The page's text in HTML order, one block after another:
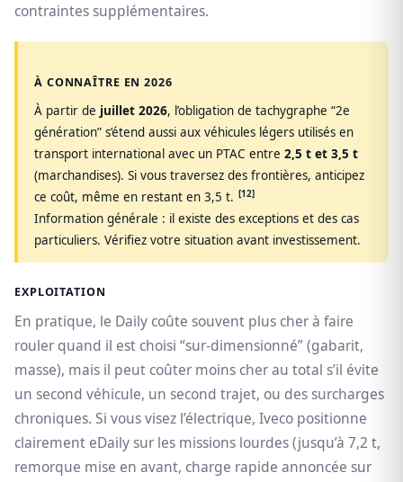
contraintes supplémentaires.
À CONNAÎTRE EN 2026
À partir de juillet 2026, l’obligation de tachygraphe “2e
génération” s’étend aussi aux véhicules légers utilisés en
transport international avec un PTAC entre 2,5 t et 3,5 t
(marchandises). Si vous traversez des frontières, anticipez
ce coût, même en restant en 3,5 t. [12]
Information générale : il existe des exceptions et des cas
particuliers. Vérifiez votre situation avant investissement.
EXPLOITATION
En pratique, le Daily coûte souvent plus cher à faire
rouler quand il est choisi “sur-dimensionné” (gabarit,
masse), mais il peut coûter moins cher au total s’il évite
un second véhicule, un second trajet, ou des surcharges
chroniques. Si vous visez l’électrique, Iveco positionne
clairement eDaily sur les missions lourdes (jusqu’à 7,2 t,
remorque mise en avant, charge rapide annoncée sur